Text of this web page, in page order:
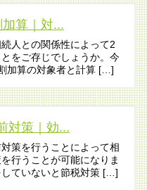
算｜対...
人との関係性によって2
をご存じでしょうか。今
加算の対象者と計算 […]
対策｜効...
策を行うことによって相
行うことが可能になりま
ていないと節税対策 […]